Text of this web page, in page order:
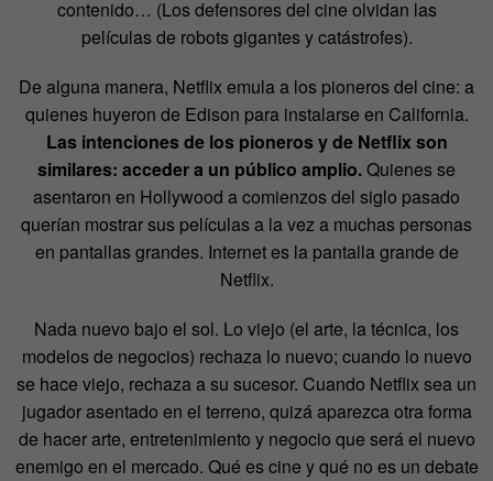
contenido… (Los defensores del cine olvidan las
películas de robots gigantes y catástrofes).
De alguna manera, Netflix emula a los pioneros del cine: a
quienes huyeron de Edison para instalarse en California.
Las intenciones de los pioneros y de Netflix son
similares: acceder a un público amplio.Quienes se
asentaron en Hollywood a comienzos del siglo pasado
querían mostrar sus películas a la vez a muchas personas
en pantallas grandes. Internet es la pantalla grande de
Netflix.
Nada nuevo bajo el sol. Lo viejo (el arte, la técnica, los
modelos de negocios) rechaza lo nuevo; cuando lo nuevo
se hace viejo, rechaza a su sucesor. Cuando Netflix sea un
jugador asentado en el terreno, quizá aparezca otra forma
de hacer arte, entretenimiento y negocio que será el nuevo
enemigo en el mercado. Qué es cine y qué no es un debate